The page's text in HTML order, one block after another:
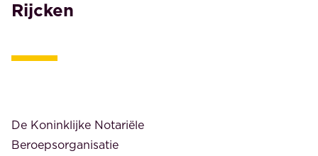
Rijcken
De Koninklijke Notariële
Beroepsorganisatie